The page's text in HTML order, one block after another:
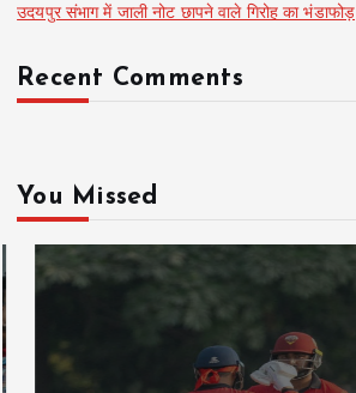
g
t
उदयपुर संभाग में जाली नोट छापने वाले गिरोह का भंडाफोड़
Recent Comments
You Missed